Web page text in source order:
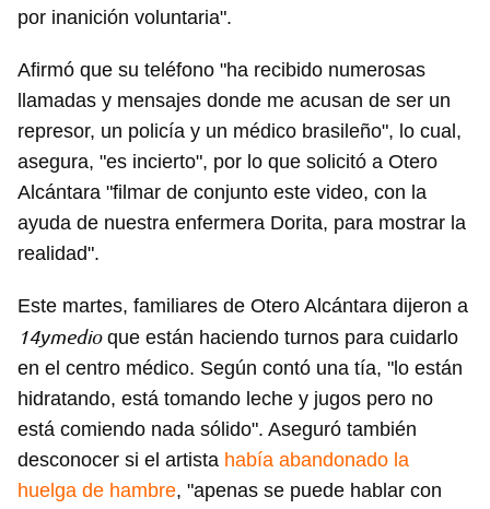
por inanición voluntaria".
Afirmó que su teléfono "ha recibido numerosas
llamadas y mensajes donde me acusan de ser un
represor, un policía y un médico brasileño", lo cual,
asegura, "es incierto", por lo que solicitó a Otero
Alcántara "filmar de conjunto este video, con la
ayuda de nuestra enfermera Dorita, para mostrar la
realidad".
Este martes, familiares de Otero Alcántara dijeron a
14ymedioque están haciendo turnos para cuidarlo
en el centro médico. Según contó una tía, "lo están
hidratando, está tomando leche y jugos pero no
está comiendo nada sólido". Aseguró también
desconocer si el artista había abandonado la
huelga de hambre, "apenas se puede hablar con